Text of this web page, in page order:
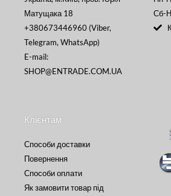
Матущака 18
+380673446960 (Viber,
Telegram, WhatsApp)
E-mail:
SHOP@ENTRADE.COM.UA
Сб-
Клієнтам
Способи доставки
Повернення
Способи оплати
Як замовити товар під